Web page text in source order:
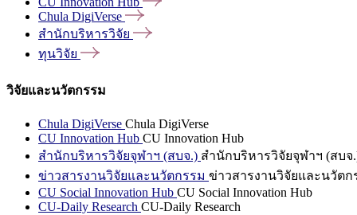
Chula DigiVerse
สำนักบริหารวิจัย
ทุนวิจัย
วิจัยและนวัตกรรม
Chula DigiVerse Chula DigiVerse
CU Innovation Hub CU Innovation Hub
สำนักบริหารวิจัยจุฬาฯ (สบจ.) สำนักบริหารวิจัยจุฬาฯ (สบจ
ข่าวสารงานวิจัยและนวัตกรรม ข่าวสารงานวิจัยและนวัตก
CU Social Innovation Hub CU Social Innovation Hub
CU-Daily Research CU-Daily Research